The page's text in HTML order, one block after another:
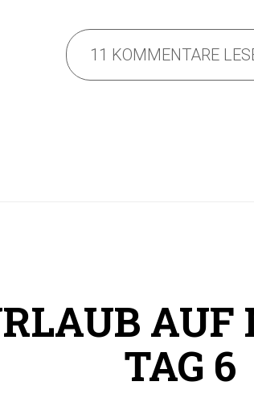
11 KOMMENTARE
AUF
TAG 6